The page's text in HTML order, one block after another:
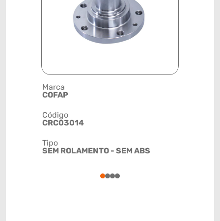
Marca
COFAP
Código
CRC03014
Tipo
SEM ROLAMENTO - SEM ABS
1234